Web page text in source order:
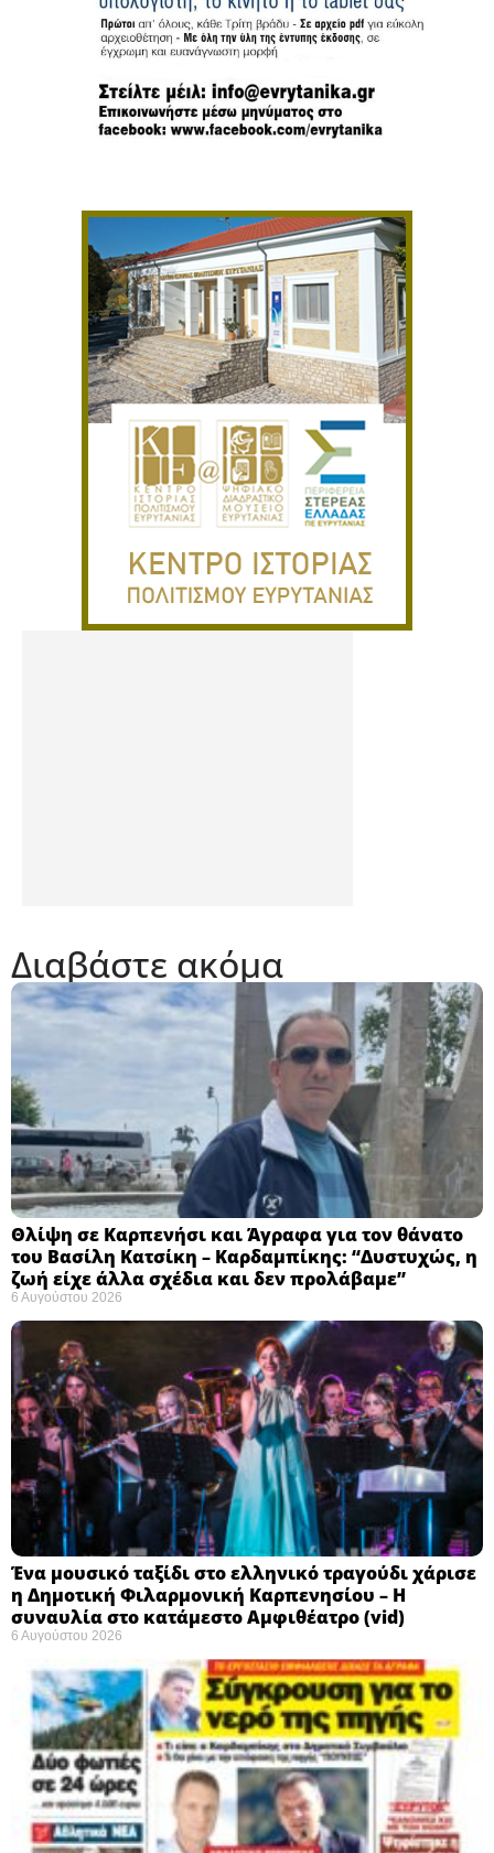
Διαβάστε ακόμα
Θλίψη σε Καρπενήσι και Άγραφα για τον θάνατο
του Βασίλη Κατσίκη – Καρδαμπίκης: “Δυστυχώς, η
ζωή είχε άλλα σχέδια και δεν προλάβαμε”
6 Αυγούστου 2026
Ένα μουσικό ταξίδι στο ελληνικό τραγούδι χάρισε
η Δημοτική Φιλαρμονική Καρπενησίου – Η
συναυλία στο κατάμεστο Αμφιθέατρο (vid)
6 Αυγούστου 2026